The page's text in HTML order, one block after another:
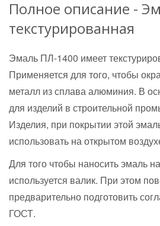
Полное описание -
текстурированная
Эмаль ПЛ-1400 имеет
Применяется для того, чтобы
металл из сплава алюминия. В
для изделий в строительной
Изделия, при покрытии этой
использовать на открытом
Для того чтобы наносить эмаль
используется валик. При этом
предварительно подготовить
ГОСТ.